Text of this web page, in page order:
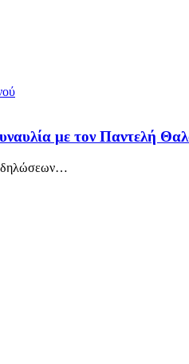
με τον Παντελή
…